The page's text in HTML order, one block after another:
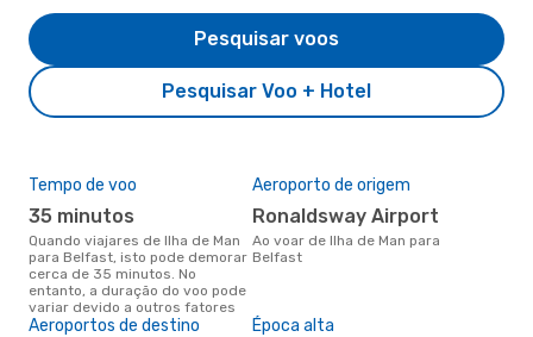
Pesquisar Voo + Hotel
Pesquisar voos
Tempo de voo
35 minutos
Quando viajares de Ilha de Man
para Belfast, isto pode demorar
cerca de 35 minutos. No
entanto, a duração do voo pode
variar devido a outros fatores
Aeroporto de origem
Ronaldsway Airport
Ao voar de Ilha de Man para
Belfast
Aeroportos de destino Época alta